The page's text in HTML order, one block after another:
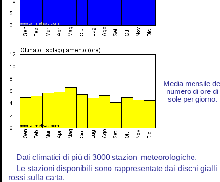
Media mensile
numero di ore di
sole per giorno.
Dati climatici di più di 3000 stazioni meteorologiche.
Le stazioni disponibili sono rappresentate dai dischi gialli
rossi sulla carta.